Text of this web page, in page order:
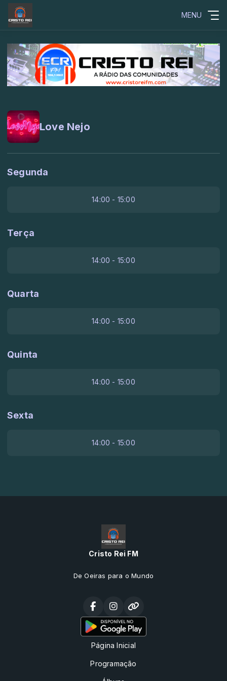
MENU
Love Nejo
Segunda
14:00 - 15:00
Terça
14:00 - 15:00
Quarta
14:00 - 15:00
Quinta
14:00 - 15:00
Sexta
14:00 - 15:00
Cristo Rei FM
De Oeiras para o Mundo
Página Inicial
Programação